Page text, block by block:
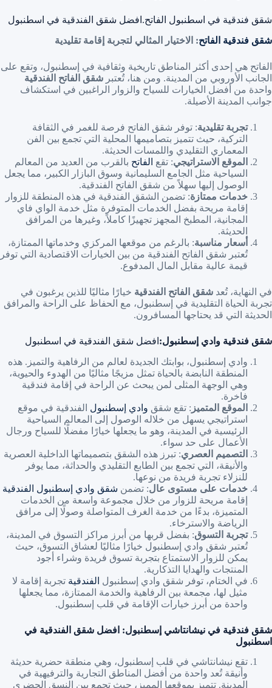
شقق فندقية في اسطنبول الفاتح.افضل شقق الفندقية في اسطنبول
شقق فندقية الفاتح: الاختيار المثالي لتجربة إقامة تقليدية
الفاتح هي إحدى أكثر المناطق تاريخية وثقافية في إسطنبول، وتقع على
الجانب الأوروبي من المدينة. ومن هنا، تُعتبر شقق الفاتح الفندقية
واحدة من أفضل الخيارات للسياح والزوار الراغبين في استكشاف
جوانب المدينة الأصيلة.
تجربة تقليدية: توفر شقق الفاتح فرصة للغمر في الثقافة
التركية، حيث تتميز بتصاميمها المحلية التي تجمع بين الفن
المعماري التقليدي واللمسات الحديثة.
الموقع الاستراتيجي: تقع الفاتح بالقرب من العديد من المعالم
السياحية مثل الجامع السليمانية وسوق البازار الكبير، مما يجعل
الوصول إليها سهلاً من شقق الفاتح الفندقية.
خدمات ممتازة: تضمن الشقق الفندقية في هذه المنطقة للزوار
إقامة مريحة بفضل الخدمات المتوفرة مثل خدمة الواي فاي
المجانية، المطبخ المجهز تجهيزًا كاملاً، وغيرها من المرافق
الحديثة.
أسعار مناسبة: بالرغم من موقعها المركزي وخدماتها الممتازة،
تُعتبر شقق الفاتح الفندقية من بين الخيارات الاقتصادية التي توفر
قيمة عالية مقابل المال المدفوع.
في النهاية، تُعد شقق الفاتح الفندقية خيارًا مثاليًا للذين يرغبون في
تجربة الحياة التقليدية في إسطنبول، مع الحفاظ على الراحة والمرافق
الحديثة التي قد يحتاجها المسافرون.
شقق فندقية وادي إسطنبول: افضل شقق الفندقية في اسطنبول
وادي إسطنبول، بوابتك الجديدة لعالم من الرفاهية والتميز. هذه
المنطقة النابضة بالحياة تمثل مزيجًا مثاليًا من الهدوء والحيوية،
وهي الوجهة المثلى لمن يبحث عن الراحة في إقامة فندقية
فاخرة.
الموقع المتميز : تقع شقق وادي إسطنبول الفندقية في موقع
استراتيجي يسهل من خلاله الوصول إلى المعالم السياحية
الرئيسية في المدينة، وهو ما يجعلها خيارًا مفضلًا للسياح ورجال
الأعمال على حد سواء.
التصميم العصري: تبرز هذه الشقق بتصميماتها الداخلية العصرية
والأنيقة، التي تجمع بين الطابع التقليدي والحداثة، مما يوفر
للنزلاء تجربة فريدة من نوعها.
خدمات على مستوى عال: تضمن شقق وادي إسطنبول الفندقية
إقامة مريحة للزوار من خلال مجموعة واسعة من الخدمات
المتميزة، بدءًا من خدمة الغرف المتواصلة وصولًا إلى مرافق
الرياضة والاسترخاء.
تجربة التسوق: بفضل قربها من أبرز مراكز التسوق في المدينة،
تُعتبر شقق وادي إسطنبول خيارًا مثاليًا لعشاق التسوق، حيث
يمكن للزوار الاستمتاع بتجربة تسوق فريدة وشراء أجود
المنتجات والهدايا التذكارية.
في الختام، توفر شقق وادي إسطنبول الفندقية تجربة إقامة لا
مثيل لها، مجمعة بين الرفاهية والخدمة الممتازة، مما يجعلها
واحدة من أبرز خيارات الإقامة في قلب إسطنبول.
شقق فندقية في نيشانتاشي إسطنبول: افضل شقق الفندقية في
اسطنبول
تقع نيشانتاشي في قلب إسطنبول، وهي منطقة حضرية حديثة
وأنيقة تُعد واحدة من أفضل المناطق التجارية والترفيهية في
المدينة. تتميز بموقعها المميز، حيث تجمع بين النسق الحضري